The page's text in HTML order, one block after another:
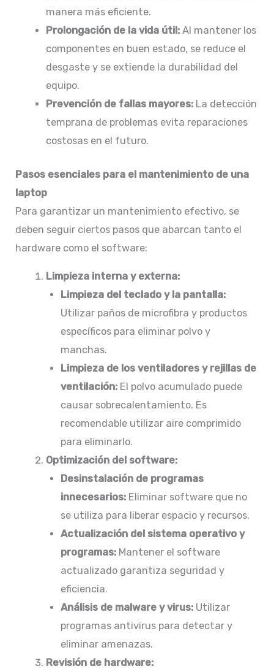
manera más eficiente.​
Prolongación de la vida útil:Al mantener los
componentes en buen estado, se reduce el
desgaste y se extiende la durabilidad del
equipo.​
Prevención de fallas mayores:La detección
temprana de problemas evita reparaciones
costosas en el futuro.
Pasos esenciales para el mantenimiento de una
laptop
Para garantizar un mantenimiento efectivo, se
deben seguir ciertos pasos que abarcan tanto el
hardware como el software:
Limpieza interna y externa:
Limpieza del teclado y la pantalla:
Utilizar paños de microfibra y productos
específicos para eliminar polvo y
manchas.​
Limpieza de los ventiladores y rejillas de
ventilación: El polvo acumulado puede
causar sobrecalentamiento. Es
recomendable utilizar aire comprimido
para eliminarlo.
Optimización del software:
Desinstalación de programas
innecesarios: Eliminar software que no
se utiliza para liberar espacio y recursos.
Actualización del sistema operativo y
programas: Mantener el software
actualizado garantiza seguridad y
eficiencia.
Análisis de malware y virus: Utilizar
programas antivirus para detectar y
eliminar amenazas.​
Revisión de hardware: